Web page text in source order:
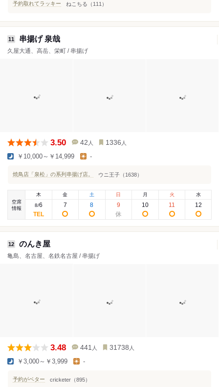
予約取れてラッキー
ねこちる（111）
11 串揚げ 泉哉
久屋大通、高岳、栄町 / 串揚げ
3.50 42 人 1336 人
￥10,000～￥14,999 -
焼鳥店「泉松」の系列串揚げ店。 ウニ王子（1638）
空席
情報
木
8/6
金
7
土
8
日
9
月
10
火
11
水
12
12 のんき屋
亀島、名古屋、名鉄名古屋 / 串揚げ
3.48 441 人 31738 人
￥3,000～￥3,999 -
予約がベター
cricketer（895）